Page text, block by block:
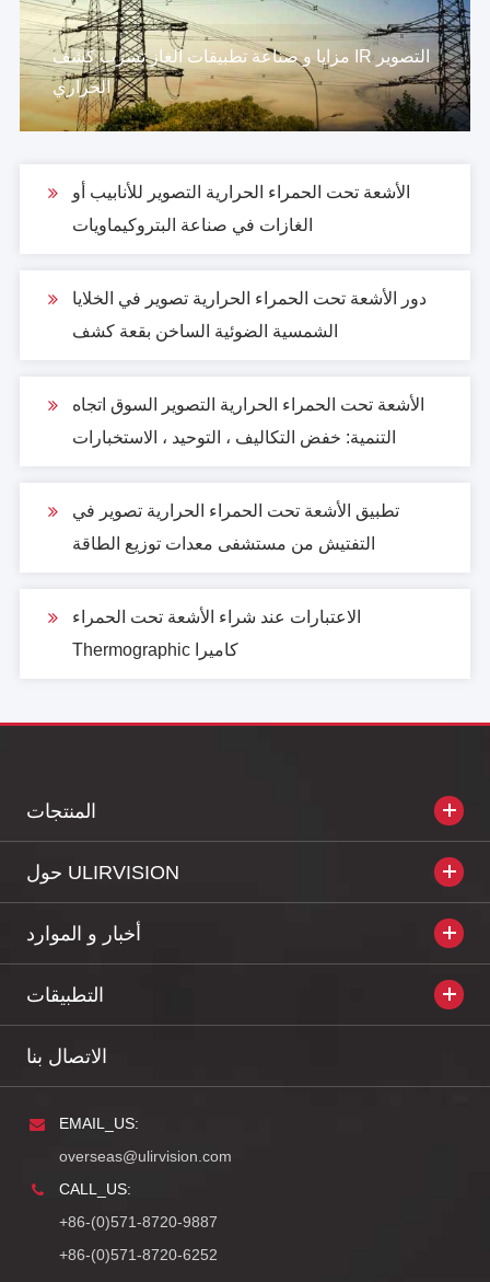
مزايا و صناعة تطبيقات الغاز تسرب كشف IR التصوير
الحراري
الأشعة تحت الحمراء الحرارية التصوير للأنابيب أو
الغازات في صناعة البتروكيماويات
دور الأشعة تحت الحمراء الحرارية تصوير في الخلايا
الشمسية الضوئية الساخن بقعة كشف
الأشعة تحت الحمراء الحرارية التصوير السوق اتجاه
التنمية: خفض التكاليف ، التوحيد ، الاستخبارات
تطبيق الأشعة تحت الحمراء الحرارية تصوير في
التفتيش من مستشفى معدات توزيع الطاقة
الاعتبارات عند شراء الأشعة تحت الحمراء
Thermographic كاميرا
المنتجات
حول ULIRVISION
أخبار و الموارد
التطبيقات
الاتصال بنا
EMAIL_US:
overseas@ulirvision.com
CALL_US:
+86-(0)571-8720-9887
+86-(0)571-8720-6252